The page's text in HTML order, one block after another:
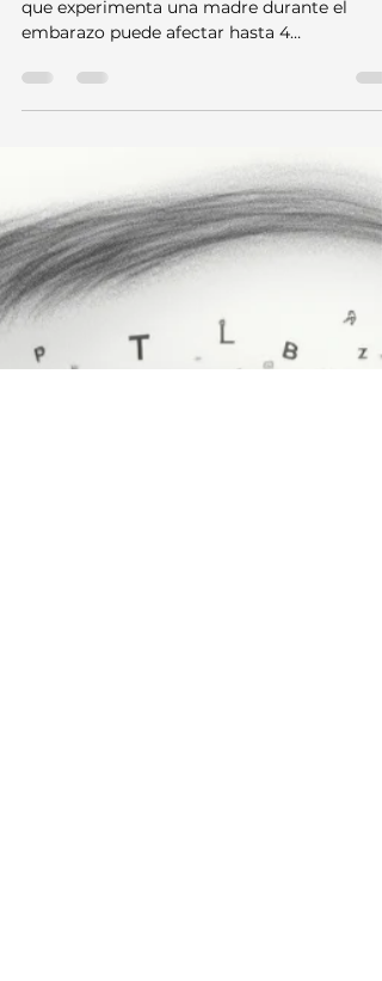
Iván Linares-García
El Estrés Maternal Prenatal:
Legado que Trasciende
Generaciones
Una nueva investigación revela que el estrés
que experimenta una madre durante el
embarazo puede afectar hasta 4
genereaciones.